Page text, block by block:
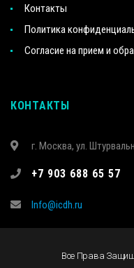
Контакты
Политика
Согласие на прием и
КОНТАКТЫ
г. Москва, ул.
+7 903 688 65 57
Info@icdh.ru
Все Права